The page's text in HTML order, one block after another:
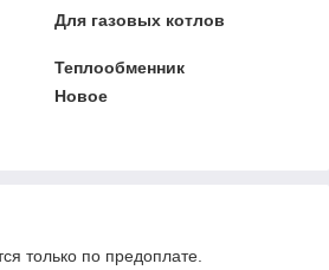
Для газовых котлов
Теплообменник
Новое
только по предоплате.